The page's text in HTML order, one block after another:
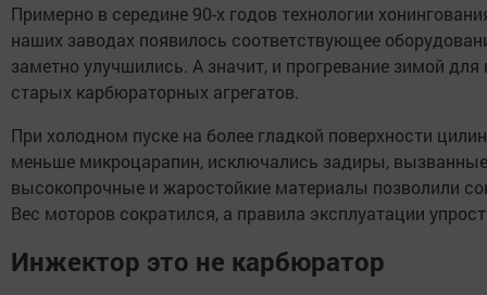
Примерно в середине 90-х годов технологии
наших заводах появилось соответствующее
заметно улучшились. А значит, и прогревание зимой
старых карбюраторных агрегатов.
При холодном пуске на более гладкой поверхности
меньше микроцарапин, исключались задиры,
высокопрочные и жаростойкие материалы позволили
Вес моторов сократился, а правила эксплуатации
Инжектор это не карбюратор